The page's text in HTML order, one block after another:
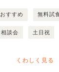
おすすめ 無料試
相談会 土日祝
くわしく見る